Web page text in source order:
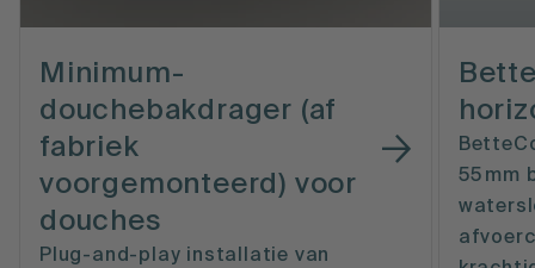
Minimum-
douchebakdrager (af
fabriek
voorgemonteerd) voor
douches
Plug-and-play installatie van
55 mm